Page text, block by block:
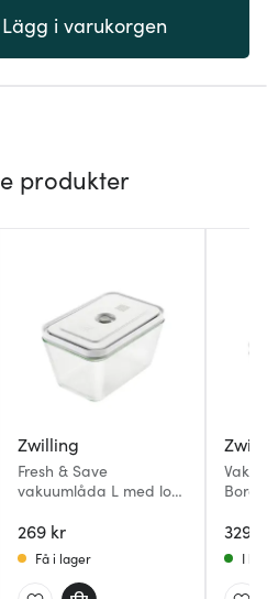
Lägg i varukorgen
produkter
Zwilling
Fresh & Save
vakuumlåda L med lock
269 kr
Få i lager
329
I